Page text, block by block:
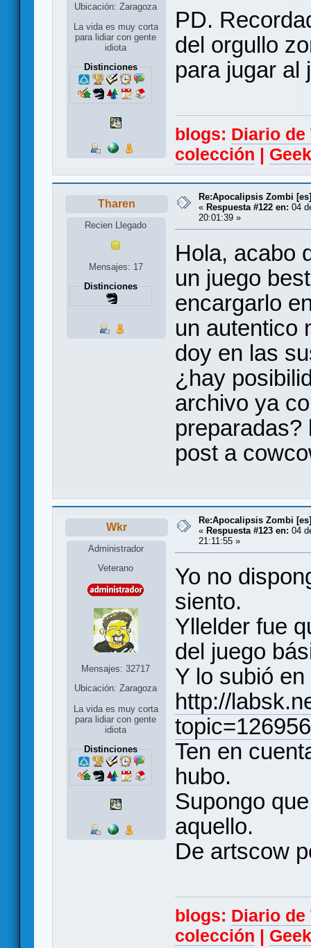
Ubicación: Zaragoza
La vida es muy corta
para lidiar con gente
idiota
Distinciones
PD.
del orgullo
para jugar al
blogs: Diario
colección |
Tharen
Recien Llegado
Mensajes: 17
Distinciones
Re:Apocalipsis Zombi [es]
« Respuesta #122 en: 04
20:01:39 »
Hola, acabo
un juego
encargarlo
un autentico
doy en las
¿hay
archivo ya
preparadas?
post a
Wkr
Administrador
Veterano
Mensajes: 32717
Ubicación: Zaragoza
La vida es muy corta
para lidiar con gente
idiota
Distinciones
Re:Apocalipsis Zombi [es]
« Respuesta #123 en: 04
21:11:55 »
Yo no
siento.
Yllelder fue
del juego
Y lo subió
http://
Ten en
hubo.
Supongo
aquello.
De artscow
blogs: Diario
colección |